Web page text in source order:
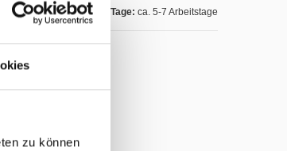
zu können
Lieferzeit Tage: ca. 5-7 Arbeitstage